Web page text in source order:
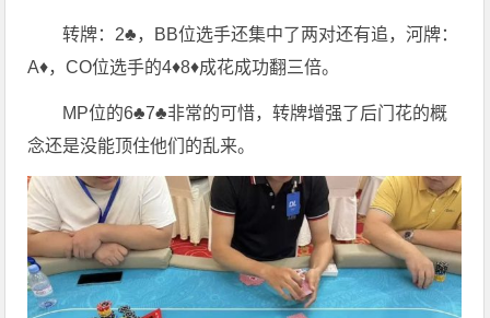
转牌：2♣️，BB位选手还集中了两对还有追，河牌：
A♦️，CO位选手的4♦️8♦️成花成功翻三倍。
MP位的6♣️7♣️非常的可惜，转牌增强了后门花的概
念还是没能顶住他们的乱来。